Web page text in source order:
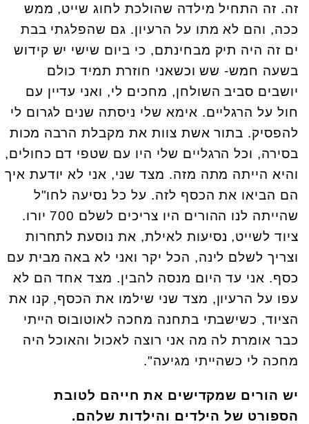
זה. זה התחיל מילדה שהולכת לחוג שייט, ממש
ככה, והם לא מתו על הרעיון. גם שהפלגתי בבת
ים זה היה תיק מבחינתם, כי ביום שישי יש קידוש
בשעה חמש- שש וכשאני חוזרת תמיד כולם
יושבים סביב השולחן, מחכים לי, ואני עדיין עם
חול על הרגליים. אימא שלי ניסתה שנים לגרום לי
להפסיק. בתור אשת צוות את מקבלת הרבה מכות
בסירה, וכל הרגליים שלי היו עם שטפי דם כחולים,
והיא הייתה מתה מזה. מצד שני, אני לא יודעת איך
הם הביאו את הכסף לזה. על כל נסיעה לחו"ל
שהייתה לנו ההורים היו צריכים לשלם 700 יורו.
ציוד לשייט, נסיעות לאילת, את נוסעת לתחרות
וצריך לשלם לינה, הכל יקר ואני לא באה מבית עם
כסף. אני עד היום מנסה להבין. מצד אחד הם לא
עפו על הרעיון, מצד שני שילמו את הכסף, קנו את
הציוד, כשישבתי בתחנה מחכה לאוטובוס הייתי
כבר אומרת לה מה אני רוצה לאכול והאוכל היה
מחכה לי כשהייתי מגיעה".
יש הורים שמקדישים את חייהם לטובת
הספורט של הילדים והילדות שלהם.